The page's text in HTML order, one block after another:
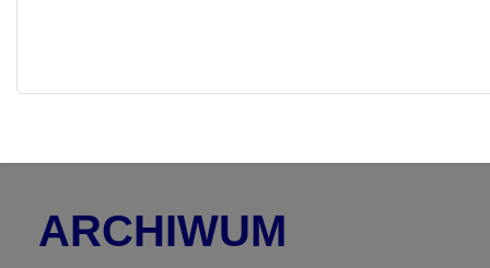
ARCHIWUM